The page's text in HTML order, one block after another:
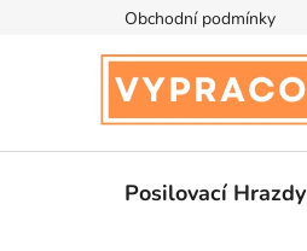
Obchodní podmínky
Posilovací Hrazdy